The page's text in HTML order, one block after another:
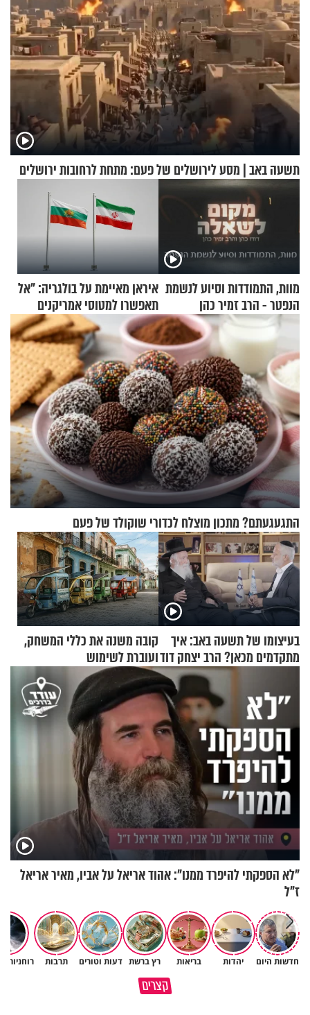
תשעה באב | מסע לירושלים של פעם: מתחת לרחובות ירושלים
מוות, התמודדות וסיוע לנשמת
הנפטר - הרב זמיר כהן
איראן מאיימת על בולגריה: "אל
תאפשרו למטוסי אמריקנים
להמריא מהשטח שלכם"
התגעגעתם? מתכון מוצלח לכדורי שוקולד של פעם
בעיצומו של תשעה באב: איך
מתקדמים מכאן? הרב יצחק דוד
גרוסמן בשיחה מיוחדת
קובה משנה את כללי המשחק,
ועוברת לשימוש
בתלת־אופנועים סולאריים
"לא הספקתי להיפרד ממנו": אהוד אריאל על אביו, מאיר אריאל
ז"ל
חדשות היום יהדות בריאות רץ ברשת דעות וטורים תרבות רוחניות
קצריםמדוע האמונה נמשלה למלח?
גם ׳הרע׳ זה הרחמים של בורא